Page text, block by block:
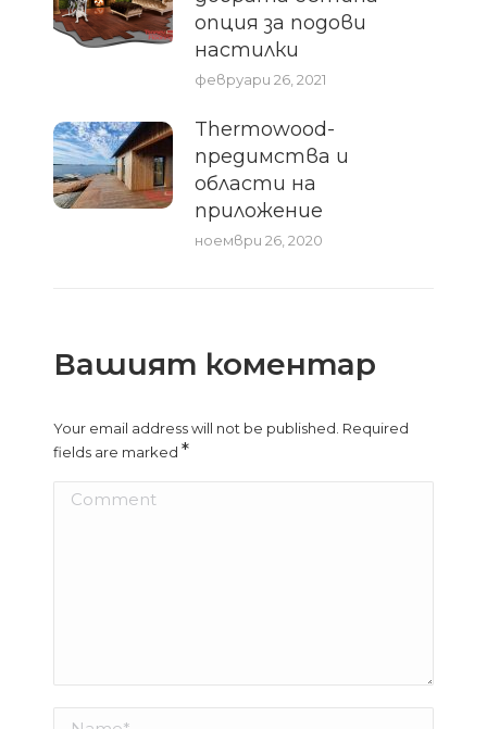
опция за подови
настилки
февруари 26, 2021
Thermowood-
предимства и
области на
приложение
ноември 26, 2020
Вашият коментар
Your email address will not be published. Required
fields are marked*
Comment
Name *